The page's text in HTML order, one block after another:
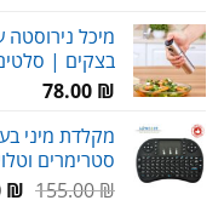
היה:
₪.
מיכל
בצקים | סלטים
78.00 ₪
מקלדת מיני
סטרימרים
155.00₪
₪